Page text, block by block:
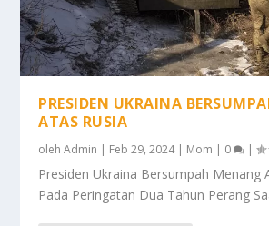
PRESIDEN UKRAINA
ATAS RUSIA
olehAdmin | Feb 29, 2024| Mom | 0 |
Presiden Ukraina Bersumpah Menang
Pada Peringatan Dua Tahun Perang